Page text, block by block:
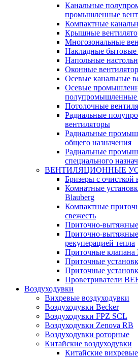
Канальные
промышленные
Компактные
Крышные
Многозональные
Накладные бытовые
Напольные
Оконные
Осевые канальные
Осевые
полупромышленные
Потолочные
Радиальные
вентиляторы
Радиальные
общего назначения
Радиальные
специального
ВЕНТИЛЯЦИОННЫЕ
Бризеры с очисткой
Комнатные
Blauberg
Компактные
свежесть
Приточно-
Приточно-
рекуперацией тепла
Приточные
Приточные
Приточные
Проветриватели
Воздуходувки
Вихревые воздуходувки
Воздуходувки Becker
Воздуходувки FPZ SCL
Воздуходувки Zenova RB
Воздуходувки роторные
Китайские воздуходувки
Китайские